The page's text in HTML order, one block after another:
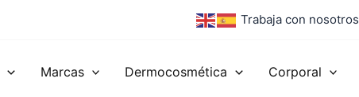
Trabaja con nosotros
Marcas Dermocosmética Corporal